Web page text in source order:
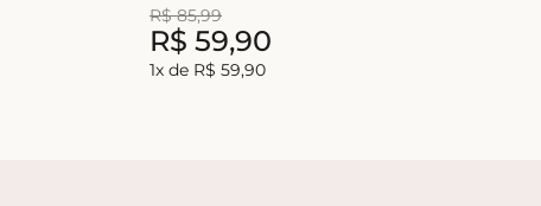
R$ 85,99
R$ 59,90
1x de R$ 59,90